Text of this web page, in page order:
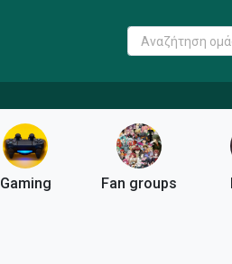
Gaming Fan groups